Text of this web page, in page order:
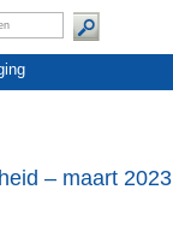
– maart 2023